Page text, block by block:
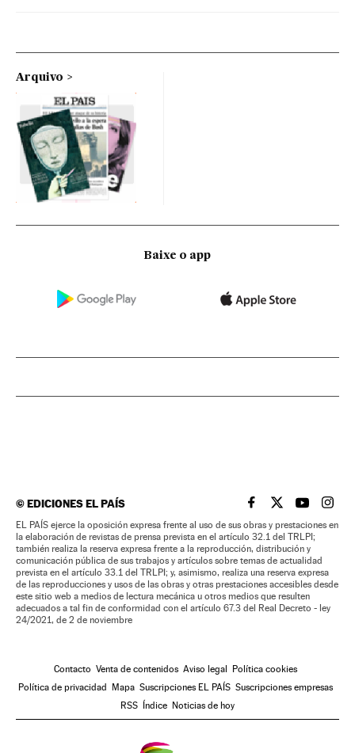
Arquivo
Baixe o app
©EDICIONES EL PAÍS EL PAÍS BRASIL EN
EL PAÍSEL PAÍS
EL
EL PAÍS ejerce la oposición expresa frente al uso de sus obras y prestaciones en
la elaboración de revistas de prensa prevista en el artículo 32.1 del TRLPI;
también realiza la reserva expresa frente a la reproducción, distribución y
comunicación pública de sus trabajos y artículos sobre temas de actualidad
prevista en el artículo 33.1 del TRLPI; y, asimismo, realiza una reserva expresa
de las reproducciones y usos de las obras y otras prestaciones accesibles desde
este sitio web a medios de lectura mecánica u otros medios que resulten
adecuados a tal fin de conformidad con el artículo 67.3 del Real Decreto - ley
24/2021, de 2 de noviembre
Contacto Venta de contenidos Aviso legal
Política cookies
Política de privacidad
Mapa Suscripciones EL PAÍS Suscripciones empresas
RSS
Índice Noticias de hoy